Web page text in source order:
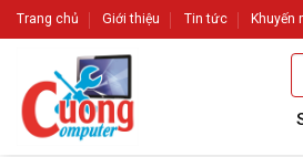
Skip
to
Trang chủ Giới thiệu Tin tức Khuyến